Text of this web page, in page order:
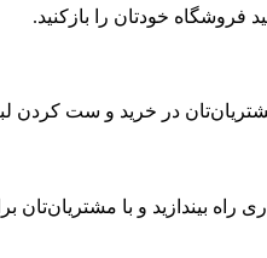
فروشگاه خودتان را بازکنید.
در خرید و ست کردن
بیندازید و با مشتریان‌تان